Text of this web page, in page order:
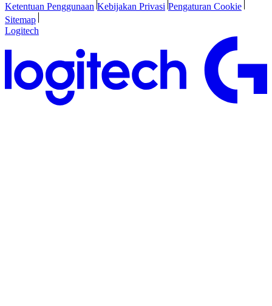
Ketentuan Penggunaan Kebijakan Privasi Pengaturan Cookie
Sitemap
Logitech